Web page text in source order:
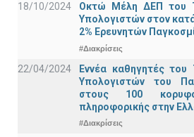
18/10/2024
Οκτώ Μέλη ΔΕΠ του
Υπολογιστών στον
2% Ερευνητών
#Διακρίσεις
22/04/2024
Εννέα καθηγητές
Υπολογιστών του
στους 100
πληροφορικής στην
#Διακρίσεις